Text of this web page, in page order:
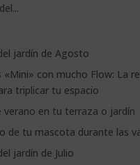
jardín de Agosto
«Mini» con mucho Flow: La
triplicar tu espacio
verano en tu terraza o jardín
de tu mascota durante las
jardín de Julio